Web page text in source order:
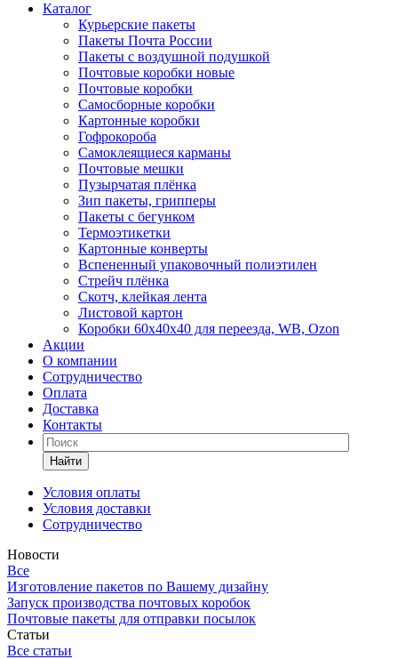
Каталог
Курьерские пакеты
Пакеты Почта России
Пакеты с воздушной подушкой
Почтовые коробки новые
Почтовые коробки
Самосборные коробки
Картонные коробки
Гофрокороба
Самоклеящиеся карманы
Почтовые мешки
Пузырчатая плёнка
Зип пакеты, грипперы
Пакеты с бегунком
Термоэтикетки
Картонные конверты
Вспененный упаковочный полиэтилен
Стрейч плёнка
Скотч, клейкая лента
Листовой картон
Коробки 60х40х40 для переезда, WB, Ozon
Акции
О компании
Сотрудничество
Оплата
Доставка
Контакты
Найти
Условия оплаты
Условия доставки
Сотрудничество
Новости
Все
Изготовление пакетов по Вашему дизайну
Запуск производства почтовых коробок
Почтовые пакеты для отправки посылок
Статьи
Все статьи